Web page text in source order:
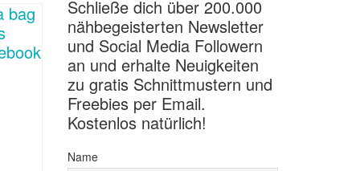
Schließe dich über 200.000
nähbegeisterten Newsletter
und Social Media Followern
an und erhalte Neuigkeiten
zu gratis Schnittmustern und
Freebies per Email.
Kostenlos natürlich!
Name